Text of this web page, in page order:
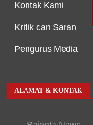
Kontak Kami
Kritik dan Saran
Pengurus Media
ALAMAT & KONTAK